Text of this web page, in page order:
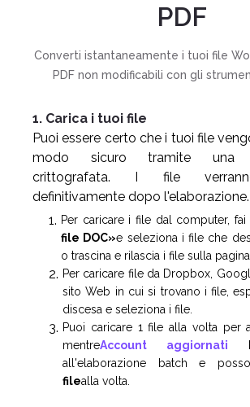
PDF
Converti istantaneamente i tuoi file
PDF non modificabili con gli
1. Carica i tuoi file
Puoi essere certo che i tuoi file
modo sicuro tramite una
crittografata. I file
definitivamente dopo l'elaborazione.
Per caricare i file dal computer,
file DOC»e seleziona i file che
o trascina e rilascia i file sulla pagina.
Per caricare file da Dropbox,
sito Web in cui si trovano i file,
discesa e seleziona i file.
Puoi caricare 1 file alla volta per
mentreAccount aggiornati
all'elaborazione batch e
filealla volta.